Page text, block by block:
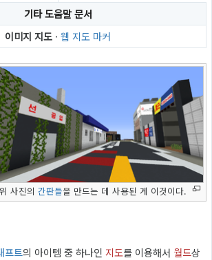
기타 도움말 문서
이미지 지도 · 웹 지도 마커
위 사진의 간판들을 만드는 데 사용된 게 이것이다.
프트의 아이템 중 하나인 지도를 이용해서 월드상